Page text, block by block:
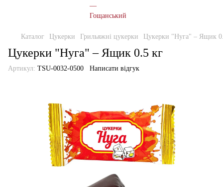
Каталог Цукерки Грильяжні цукерки Цукерки "Нуга" – Ящик
Цукерки "Нуга" – Ящик 0.5 кг
Артикул: TSU-0032-0500 Написати відгук